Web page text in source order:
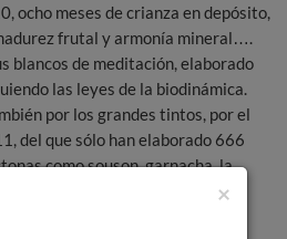
ocho meses de crianza en depósito,
frutal y armonía mineral….
blancos de meditación, elaborado
las leyes de la biodinámica.
por los grandes tintos, por el
del que sólo han elaborado 666
como souson, garnacha, la
×